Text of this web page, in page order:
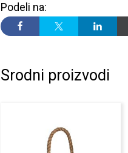
Podeli na:
Srodni proizvodi